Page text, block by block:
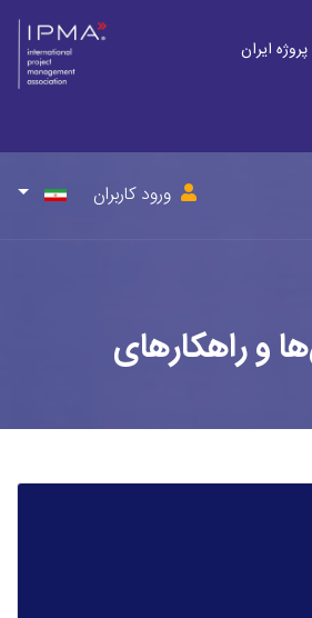
ایران
ورود کاربران
و راهکارهای